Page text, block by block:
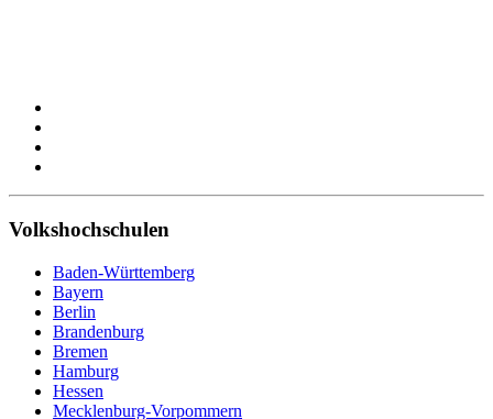
Volkshochschulen
Baden-Württemberg
Bayern
Berlin
Brandenburg
Bremen
Hamburg
Hessen
Mecklenburg-Vorpommern